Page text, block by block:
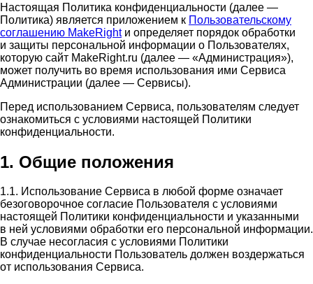
Настоящая Политика конфиденциальности (далее —
Политика) является приложением к Пользовательскому
соглашению MakeRightи определяет порядок обработки
и защиты персональной информации о Пользователях,
которую сайт MakeRight.ru (далее — «Администрация»),
может получить во время использования ими Cервиса
Администрации (далее — Сервисы).
Перед использованием Сервиса, пользователям следует
ознакомиться с условиями настоящей Политики
конфиденциальности.
1. Общие положения
1.1. Использование Сервиса в любой форме означает
безоговорочное согласие Пользователя с условиями
настоящей Политики конфиденциальности и указанными
в ней условиями обработки его персональной информации.
В случае несогласия с условиями Политики
конфиденциальности Пользователь должен воздержаться
от использования Сервиса.